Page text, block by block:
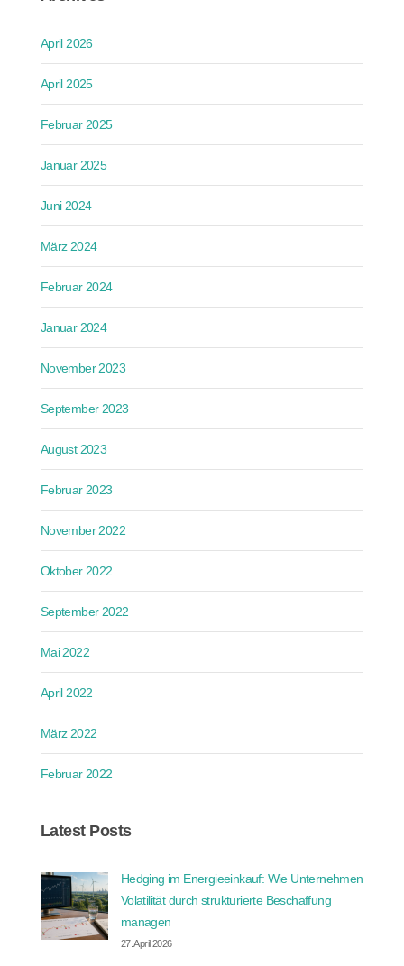
April 2026
April 2025
Februar 2025
Januar 2025
Juni 2024
März 2024
Februar 2024
Januar 2024
November 2023
September 2023
August 2023
Februar 2023
November 2022
Oktober 2022
September 2022
Mai 2022
April 2022
März 2022
Februar 2022
Latest Posts
Hedging im Energieeinkauf: Wie Unternehmen
Volatilität durch strukturierte Beschaffung
managen
27. April 2026